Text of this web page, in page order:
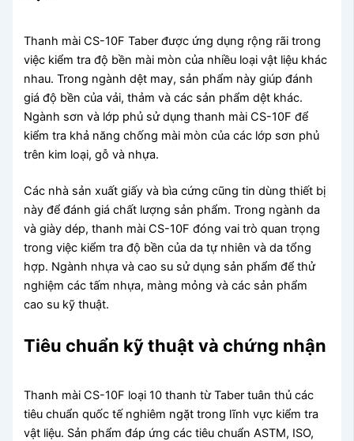
Thanh mài CS-10F Taber được ứng dụng rộng rãi trong
việc kiểm tra độ bền mài mòn của nhiều loại vật liệu khác
nhau. Trong ngành dệt may, sản phẩm này giúp đánh
giá độ bền của vải, thảm và các sản phẩm dệt khác.
Ngành sơn và lớp phủ sử dụng thanh mài CS-10F để
kiểm tra khả năng chống mài mòn của các lớp sơn phủ
trên kim loại, gỗ và nhựa.
Các nhà sản xuất giấy và bìa cứng cũng tin dùng thiết bị
này để đánh giá chất lượng sản phẩm. Trong ngành da
và giày dép, thanh mài CS-10F đóng vai trò quan trọng
trong việc kiểm tra độ bền của da tự nhiên và da tổng
hợp. Ngành nhựa và cao su sử dụng sản phẩm để thử
nghiệm các tấm nhựa, màng mỏng và các sản phẩm
cao su kỹ thuật.
Tiêu chuẩn kỹ thuật và chứng nhận
Thanh mài CS-10F loại 10 thanh từ Taber tuân thủ các
tiêu chuẩn quốc tế nghiêm ngặt trong lĩnh vực kiểm tra
vật liệu. Sản phẩm đáp ứng các tiêu chuẩn ASTM, ISO,